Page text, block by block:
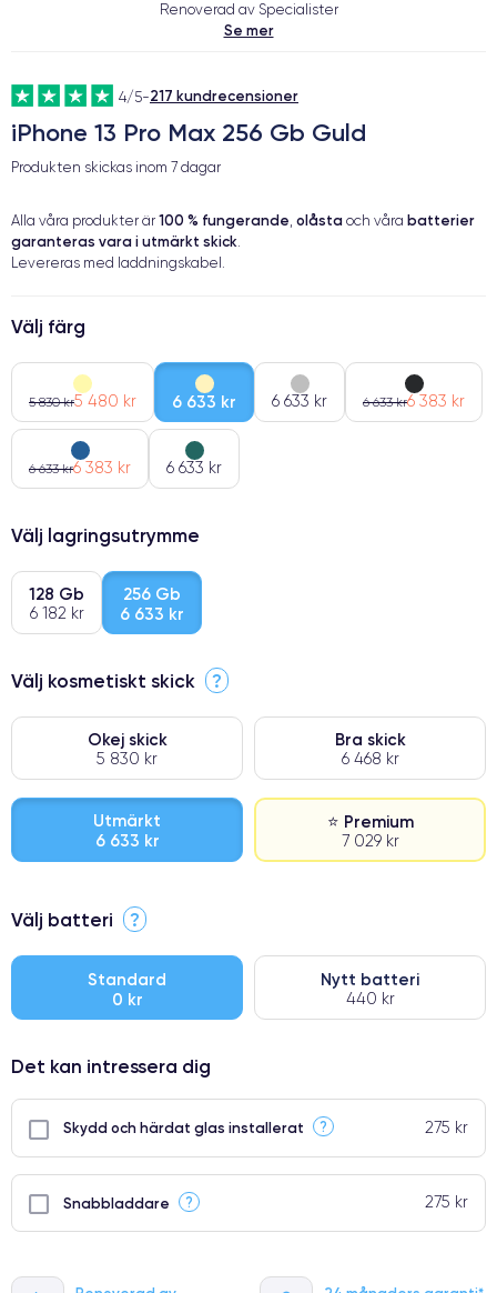
Renoverad av Specialister
Se mer
4/5-217 kundrecensioner
iPhone 13 Pro Max 256 Gb Guld
Produkten skickas inom 7 dagar
Alla våra produkter är 100 % fungerande, olåsta och våra batterier
garanteras vara i utmärkt skick.
Levereras med laddningskabel.
Välj färg
5 830 kr5 480 kr 6 633 kr 6 633 kr 6 633 kr6 383 kr
6 633 kr6 383 kr 6 633 kr
Välj lagringsutrymme
128 Gb
6 182 kr
256 Gb
6 633 kr
Välj kosmetiskt skick ?
Okej skick
5 830 kr
Bra skick
6 468 kr
Utmärkt
6 633 kr
⭐ Premium
7 029 kr
⭐ Premium
● Oklanderlig kvalitetsskärm
● Endast 5% av våra telefoner har premiumklassning
Välj batteri ?
Standard
0 kr
Nytt batteri
440 kr
Det kan intressera dig
Skydd och härdat glas installerat ? 275 kr
Snabbladdare ? 275 kr